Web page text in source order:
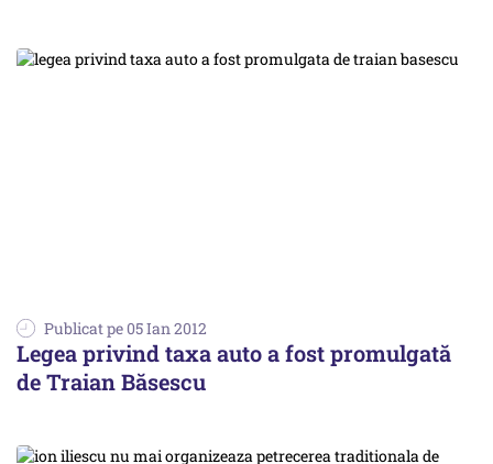
Publicat pe 05 Ian 2012
Legea privind taxa auto a fost promulgată
de Traian Băsescu